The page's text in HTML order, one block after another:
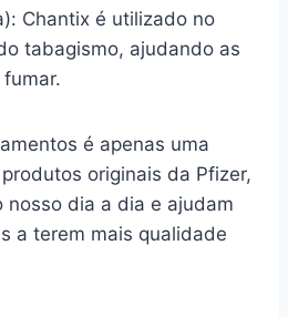
Chantix é utilizado no
tabagismo, ajudando as
é apenas uma
originais da Pfizer,
nosso dia a dia e ajudam
a terem mais qualidade